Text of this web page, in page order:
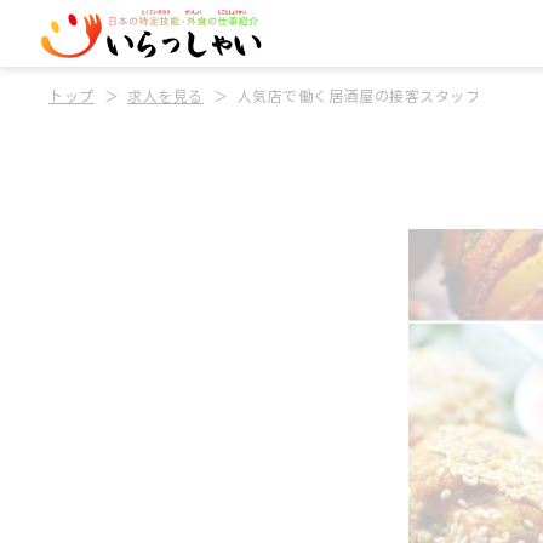
トップ 求人を見る 人気店で働く居酒屋の接客スタッフ